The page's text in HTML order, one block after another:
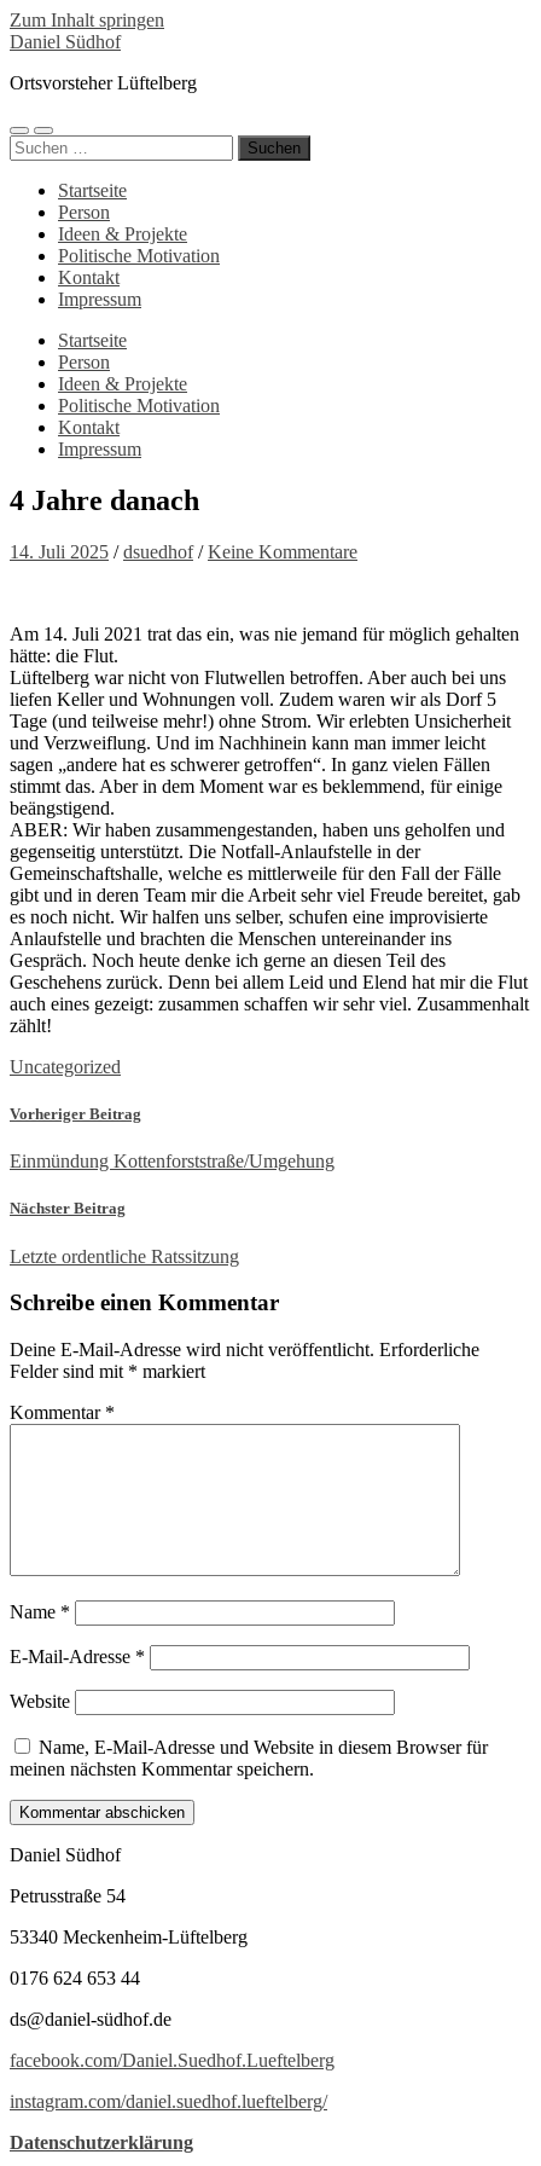
Zum Inhalt springen
Daniel Südhof
Ortsvorsteher Lüftelberg
Mobile-
Menü
Suchfeld
ein-/ausblenden
Suchen
nach:
Startseite
Person
Ideen & Projekte
Politische Motivation
Kontakt
Impressum
Startseite
Person
Ideen & Projekte
Politische Motivation
Kontakt
Impressum
4 Jahre danach
14. Juli 2025 /dsuedhof /Keine Kommentare
Am 14. Juli 2021 trat das ein, was nie jemand für möglich gehalten
hätte: die Flut.
Lüftelberg war nicht von Flutwellen betroffen. Aber auch bei uns
liefen Keller und Wohnungen voll. Zudem waren wir als Dorf 5
Tage (und teilweise mehr!) ohne Strom. Wir erlebten Unsicherheit
und Verzweiflung. Und im Nachhinein kann man immer leicht
sagen „andere hat es schwerer getroffen“. In ganz vielen Fällen
stimmt das. Aber in dem Moment war es beklemmend, für einige
beängstigend.
ABER: Wir haben zusammengestanden, haben uns geholfen und
gegenseitig unterstützt. Die Notfall-Anlaufstelle in der
Gemeinschaftshalle, welche es mittlerweile für den Fall der Fälle
gibt und in deren Team mir die Arbeit sehr viel Freude bereitet, gab
es noch nicht. Wir halfen uns selber, schufen eine improvisierte
Anlaufstelle und brachten die Menschen untereinander ins
Gespräch. Noch heute denke ich gerne an diesen Teil des
Geschehens zurück. Denn bei allem Leid und Elend hat mir die Flut
auch eines gezeigt: zusammen schaffen wir sehr viel. Zusammenhalt
zählt!
Uncategorized
Vorheriger Beitrag
Einmündung Kottenforststraße/Umgehung
Nächster Beitrag
Letzte ordentliche Ratssitzung
Schreibe einen Kommentar
Deine E-Mail-Adresse wird nicht veröffentlicht. Erforderliche
Felder sind mit * markiert
Kommentar *
Name *
E-Mail-Adresse *
Website
Name, E-Mail-Adresse und Website in diesem Browser für
meinen nächsten Kommentar speichern.
Daniel Südhof
Petrusstraße 54
53340 Meckenheim-Lüftelberg
0176 624 653 44
ds@daniel-südhof.de
facebook.com/Daniel.Suedhof.Lueftelberg
instagram.com/daniel.suedhof.lueftelberg/
Datenschutzerklärung